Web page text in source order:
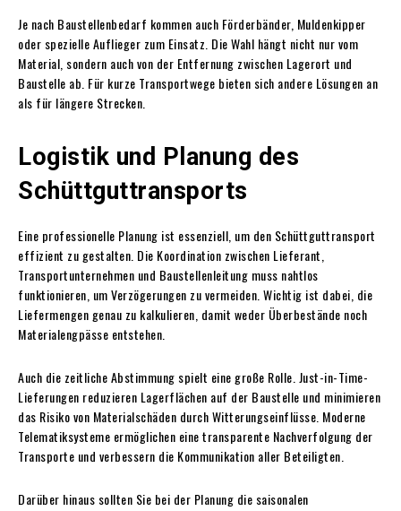
Je nach Baustellenbedarf kommen auch Förderbänder, Muldenkipper
oder spezielle Auflieger zum Einsatz. Die Wahl hängt nicht nur vom
Material, sondern auch von der Entfernung zwischen Lagerort und
Baustelle ab. Für kurze Transportwege bieten sich andere Lösungen an
als für längere Strecken.
Logistik und Planung des
Schüttguttransports
Eine professionelle Planung ist essenziell, um den Schüttguttransport
effizient zu gestalten. Die Koordination zwischen Lieferant,
Transportunternehmen und Baustellenleitung muss nahtlos
funktionieren, um Verzögerungen zu vermeiden. Wichtig ist dabei, die
Liefermengen genau zu kalkulieren, damit weder Überbestände noch
Materialengpässe entstehen.
Auch die zeitliche Abstimmung spielt eine große Rolle. Just-in-Time-
Lieferungen reduzieren Lagerflächen auf der Baustelle und minimieren
das Risiko von Materialschäden durch Witterungseinflüsse. Moderne
Telematiksysteme ermöglichen eine transparente Nachverfolgung der
Transporte und verbessern die Kommunikation aller Beteiligten.
Darüber hinaus sollten Sie bei der Planung die saisonalen